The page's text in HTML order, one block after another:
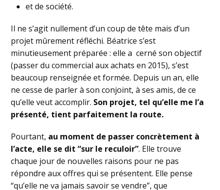
et de société.
Il ne s’agit nullement d’un coup de tête mais d’un
projet mûrement réfléchi. Béatrice s’est
minutieusement préparée : elle a cerné son objectif
(passer du commercial aux achats en 2015), s’est
beaucoup renseignée et formée. Depuis un an, elle
ne cesse de parler à son conjoint, à ses amis, de ce
qu’elle veut accomplir. Son projet, tel qu’elle me l’a
présenté, tient parfaitement la route.
Pourtant, au moment de passer concrètement à
l’acte, elle se dit “sur le reculoir”. Elle trouve
chaque jour de nouvelles raisons pour ne pas
répondre aux offres qui se présentent. Elle pense
“qu’elle ne va jamais savoir se vendre”, que